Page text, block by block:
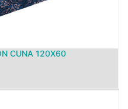
CUNA 120X60